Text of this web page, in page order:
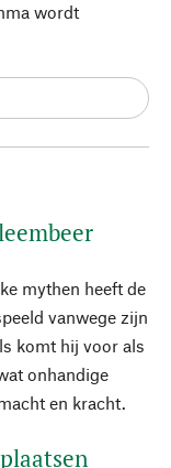
mythen heeft de
vanwege zijn
komt hij voor als
onhandige
en kracht.
wordt